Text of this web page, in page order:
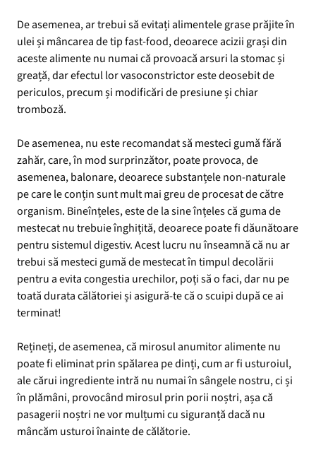
De asemenea, ar trebui să evitați alimentele grase prăjite în
ulei și mâncarea de tip fast-food, deoarece acizii grași din
aceste alimente nu numai că provoacă arsuri la stomac și
greață, dar efectul lor vasoconstrictor este deosebit de
periculos, precum și modificări de presiune și chiar
tromboză.
De asemenea, nu este recomandat să mesteci gumă fără
zahăr, care, în mod surprinzător, poate provoca, de
asemenea, balonare, deoarece substanțele non-naturale
pe care le conțin sunt mult mai greu de procesat de către
organism. Bineînțeles, este de la sine înțeles că guma de
mestecat nu trebuie înghițită, deoarece poate fi dăunătoare
pentru sistemul digestiv. Acest lucru nu înseamnă că nu ar
trebui să mesteci gumă de mestecat în timpul decolării
pentru a evita congestia urechilor, poți să o faci, dar nu pe
toată durata călătoriei și asigură-te că o scuipi după ce ai
terminat!
Rețineți, de asemenea, că mirosul anumitor alimente nu
poate fi eliminat prin spălarea pe dinți, cum ar fi usturoiul,
ale cărui ingrediente intră nu numai în sângele nostru, ci și
în plămâni, provocând mirosul prin porii noștri, așa că
pasagerii noștri ne vor mulțumi cu siguranță dacă nu
mâncăm usturoi înainte de călătorie.